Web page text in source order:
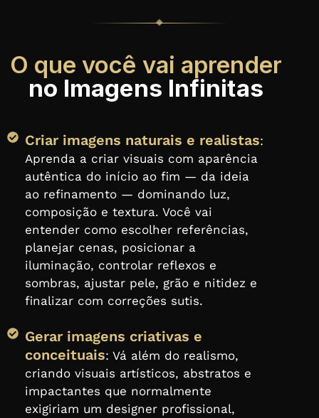
O que você vai aprender
no Imagens Infinitas
Criar imagens naturais e realistas:
Aprenda a criar visuais com aparência
autêntica do início ao fim — da ideia
ao refinamento — dominando luz,
composição e textura. Você vai
entender como escolher referências,
planejar cenas, posicionar a
iluminação, controlar reflexos e
sombras, ajustar pele, grão e nitidez e
finalizar com correções sutis.
Gerar imagens criativas e
conceituais: Vá além do realismo,
criando visuais artísticos, abstratos e
impactantes que normalmente
exigiriam um designer profissional,